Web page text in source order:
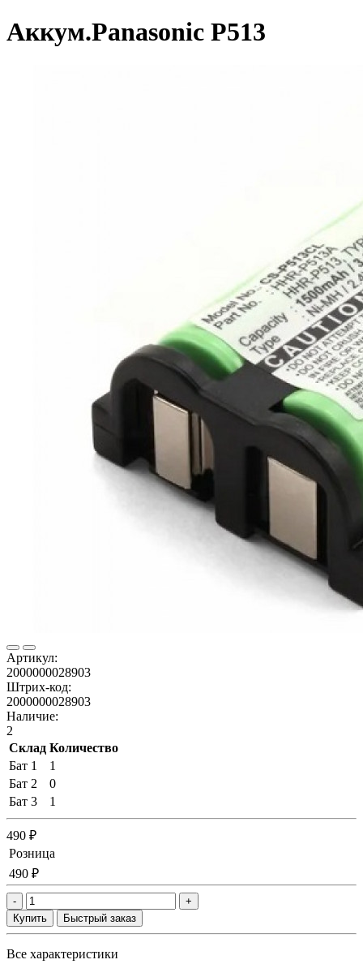
Аккум.Panasonic P513
Артикул:
2000000028903
Штрих-код:
2000000028903
Наличие:
2
Склад Количество
Бат 1
1
Бат 2
0
Бат 3
1
490 ₽
Розница
490 ₽
-
+
Купить
Быстрый заказ
Все характеристики